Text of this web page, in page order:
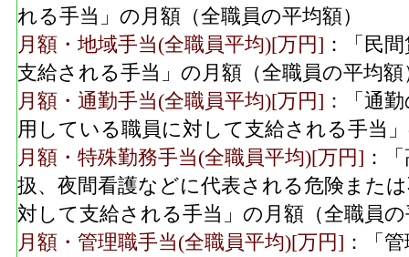
れる手当」の月額（全職員の平均額）
月額・地域手当(全職員平均)[万円] ：「民
支給される手当」の月額（全職員の平均額
月額・通勤手当(全職員平均)[万円] ：「通
用している職員に対して支給される手当
月額・特殊勤務手当(全職員平均)[万円] ：
扱、夜間看護などに代表される危険また
対して支給される手当」の月額（全職員
月額・管理職手当(全職員平均)[万円] ：「